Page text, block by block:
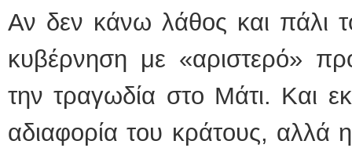
Αν δεν κάνω λάθος και πάλι
κυβέρνηση με «αριστερό»
την τραγωδία στο Μάτι. Και
αδιαφορία του κράτους,